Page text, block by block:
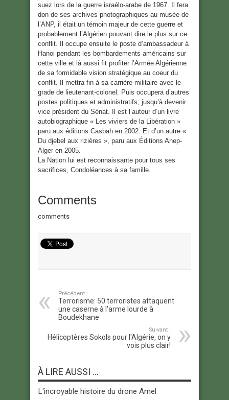
suez lors de la guerre israélo-arabe de 1967. Il fera
don de ses archives photographiques au musée de
l’ANP, il était un témoin majeur de cette guerre et
probablement l’Algérien pouvant dire le plus sur ce
conflit. Il occupe ensuite le poste d’ambassadeur à
Hanoi pendant les bombardements américains sur
cette ville et là aussi fit profiter l’Armée Algérienne
de sa formidable vision stratégique au coeur du
conflit. Il mettra fin à sa carrière militaire avec le
grade de lieutenant-colonel. Puis occupera d’autres
postes politiques et administratifs, jusqu’à devenir
vice président du Sénat. Il est l’auteur d’un livre
autobiographique « Les viviers de la Libération »
paru aux éditions Casbah en 2002. Et d’un autre «
Du djebel aux rizières », paru aux Éditions Anep-
Alger en 2005.
La Nation lui est reconnaissante pour tous ses
sacrifices, Condoléances à sa famille.
Comments
comments
Précédent :
Terrorisme: 50 terroristes attaquent
une caserne à l'arme lourde à
Boudekhane
Suivant :
Hélicoptères Sokols pour l'Algérie, on y
vois plus clair!
À LIRE AUSSI ...
L'incroyable histoire du drone Amel